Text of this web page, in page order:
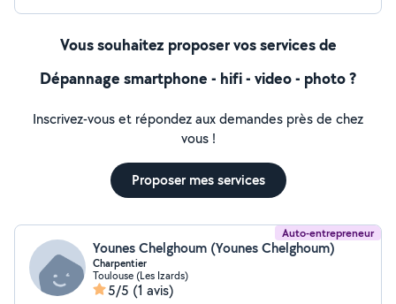
Vous souhaitez proposer vos services de
Dépannage smartphone - hifi - video - photo ?
Inscrivez-vous et répondez aux demandes près de chez
vous !
Proposer mes services
Auto-entrepreneur
Younes Chelghoum (Younes Chelghoum)
Charpentier
Toulouse (Les Izards)
5/5 (1 avis)